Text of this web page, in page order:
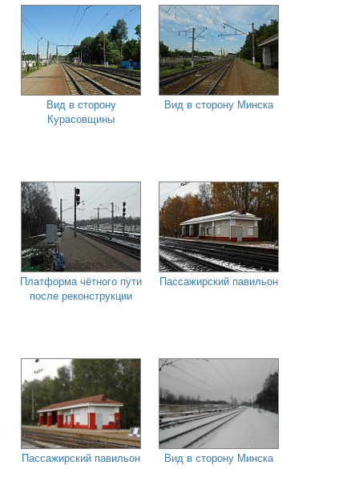
Вид в сторону
Курасовщины
Вид в сторону Минска
Платформа чётного пути
после реконструкции
Пассажирский павильон
Пассажирский павильон Вид в сторону Минска